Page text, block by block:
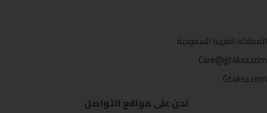
المملكة العربية السعودية
Care@gt4ksa.com
Gt4ksa.com
نحن على مواقع التواصل